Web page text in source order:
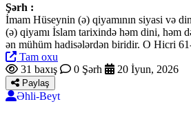
Şərh :
İmam Hüseynin (ə) qiyamının siyasi və
(ə) qiyamı İslam tarixində həm dini, həm
ən mühüm hadisələrdən biridir. O Hicri
Tam oxu
31 baxış
0 Şərh 20 İyun, 2026
Paylaş
Əhli-Beyt